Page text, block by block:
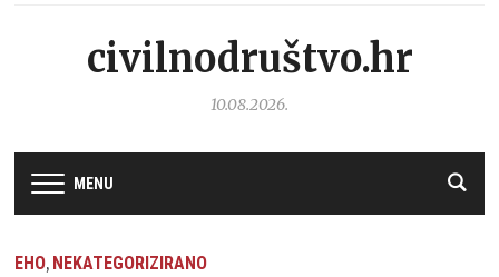
civilnodruštvo.hr
10.08.2026.
MENU
EHO, NEKATEGORIZIRANO